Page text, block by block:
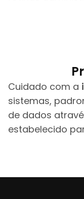
Cuidado com a
sistemas,
de dados
estabelecido